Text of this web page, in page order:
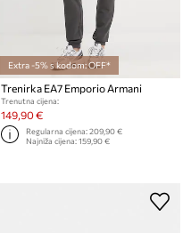
Extra -5% s kodom: OFF*
Trenirka EA7 Emporio Armani
Trenutna cijena:
149,90 €
Regularna cijena:209,90 €
Najniža cijena:159,90 €